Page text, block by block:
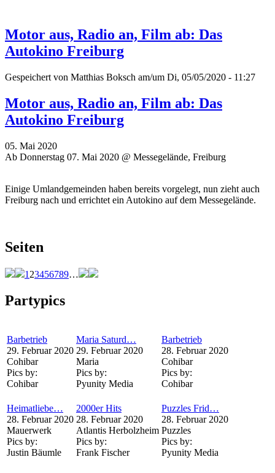
Motor aus, Radio an, Film ab: Das
Autokino Freiburg
Gespeichert von Matthias Boksch am/um Di, 05/05/2020 - 11:27
Motor aus, Radio an, Film ab: Das
Autokino Freiburg
05. Mai 2020
Ab Donnerstag 07. Mai 2020 @ Messegelände, Freiburg
Einige Umlandgemeinden haben bereits vorgelegt, nun zieht auch
Freiburg nach und errichtet ein Autokino auf dem Messegelände.
Seiten
1 23456789…
Partypics
Barbetrieb
29. Februar 2020
Cohibar
Pics by:
Cohibar
Maria Saturd…
29. Februar 2020
Maria
Pics by:
Pyunity Media
Barbetrieb
28. Februar 2020
Cohibar
Pics by:
Cohibar
Heimatliebe…
28. Februar 2020
Mauerwerk
Pics by:
Justin Bäumle
2000er Hits
28. Februar 2020
Atlantis Herbolzheim
Pics by:
Frank Fischer
Puzzles Frid…
28. Februar 2020
Puzzles
Pics by:
Pyunity Media